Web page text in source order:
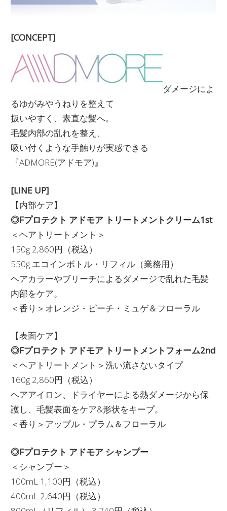
[CONCEPT]
ダメージによ
るゆがみやうねりを整えて
扱いやすく、素直な髪へ。
毛髪内部の乱れを整え、
吸い付くような手触りが実感できる
『ADMORE(アドモア)』
[LINE UP]
【内部ケア】
◎Fプロテクト アドモア トリートメントクリーム1st
＜ヘアトリートメント＞
150g 2,860円（税込）
550g エコインボトル・リフィル（業務用）
ヘアカラーやブリーチによるダメージで乱れた毛髪
内部をケア。
＜香り＞オレンジ・ピーチ・ミュゲ＆フローラル
【表面ケア】
◎Fプロテクト アドモア トリートメントフォーム2nd
＜ヘアトリートメント＞洗い流さないタイプ
160g 2,860円（税込）
ヘアアイロン、ドライヤーによる熱ダメージから保
護し、毛髪表面をケア&形状をキープ。
＜香り＞アップル・プラム＆フローラル
◎Fプロテクト アドモア シャンプー
＜シャンプー＞
100mL 1,100円（税込）
400mL 2,640円（税込）